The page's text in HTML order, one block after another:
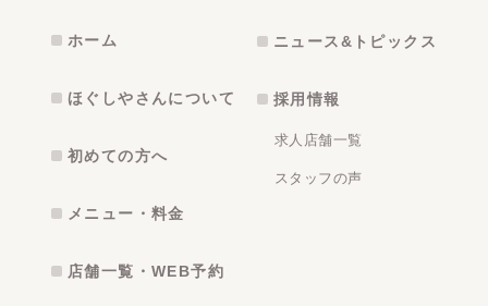
ホーム
ほぐしやさんについて
初めての方へ
メニュー・料金
店舗一覧・WEB予約
ニュース&トピックス
採用情報
求人店舗一覧
スタッフの声